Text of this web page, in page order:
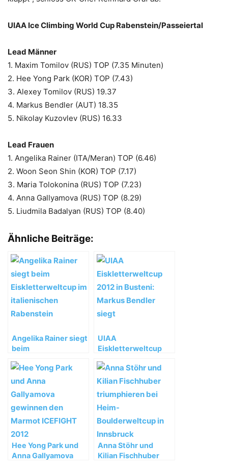
UIAA Ice Climbing World Cup Rabenstein/Passeiertal
Lead Männer
1. Maxim Tomilov (RUS) TOP (7.35 Minuten)
2. Hee Yong Park (KOR) TOP (7.43)
3. Alexey Tomilov (RUS) 19.37
4. Markus Bendler (AUT) 18.35
5. Nikolay Kuzovlev (RUS) 16.33
Lead Frauen
1. Angelika Rainer (ITA/Meran) TOP (6.46)
2. Woon Seon Shin (KOR) TOP (7.17)
3. Maria Tolokonina (RUS) TOP (7.23)
4. Anna Gallyamova (RUS) TOP (8.29)
5. Liudmila Badalyan (RUS) TOP (8.40)
Ähnliche Beiträge:
Angelika Rainer siegt
beim
italienischen
Rabenstein
UIAA
Eiskletterweltcup
Markus Bendler siegt
Hee Yong Park und
Anna Gallyamova
Anna Stöhr und
Kilian Fischhuber